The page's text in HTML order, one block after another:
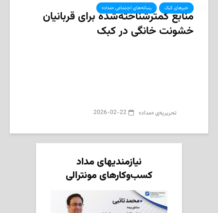
خبرهای کبک رسانه‌های اجتماعی «مداد»
‌منابع کمترشناخته‌شده برای قربانیان
خشونت خانگی در کبک
تحریریه‌ی «مداد» 2026-02-22
نیازمندیهای مداد
کسب‌وکارهای مونترالی